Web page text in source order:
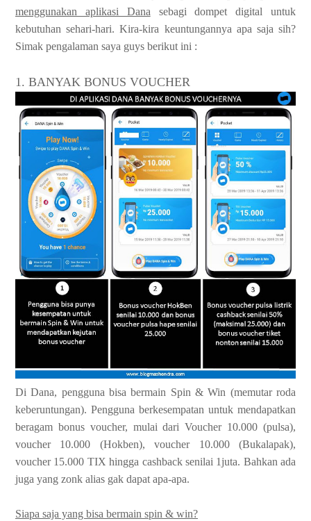
menggunakan aplikasi Dana sebagi dompet digital untuk
kebutuhan sehari-hari. Kira-kira keuntungannya apa saja sih?
Simak pengalaman saya guys berikut ini :
1. BANYAK BONUS VOUCHER
Di Dana, pengguna bisa bermain Spin & Win (memutar roda
keberuntungan). Pengguna berkesempatan untuk mendapatkan
beragam bonus voucher, mulai dari Voucher 10.000 (pulsa),
voucher 10.000 (Hokben), voucher 10.000 (Bukalapak),
voucher 15.000 TIX hingga cashback senilai 1juta. Bahkan ada
juga yang zonk alias gak dapat apa-apa.
Siapa saja yang bisa bermain spin & win?